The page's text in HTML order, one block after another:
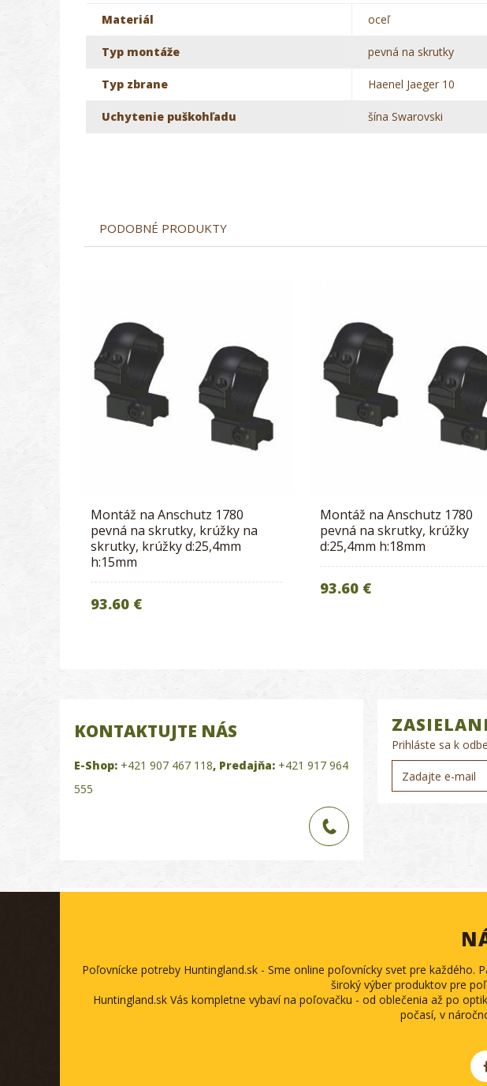
Materiál oceľ
Typ montáže pevná na skrutky
Typ zbrane Haenel Jaeger 10
Uchytenie puškohľadu šína Swarovski
PODOBNÉ PRODUKTY
Montáž na Anschutz 1780
pevná na skrutky, krúžky na
skrutky, krúžky d:25,4mm
h:15mm
93.60 €
Montáž na Anschutz 1780
pevná na skrutky, krúžky
d:25,4mm h:18mm
93.60 €
KONTAKTUJTE NÁS
E-Shop: +421 907 467 118, Predajňa: +421 917 964
555
Prihláste sa k
Poľovnícke potreby Huntingland.sk - Sme online poľovnícky svet pre
široký výber produktov pre
Huntingland.sk Vás kompletne vybaví na poľovačku - od oblečenia až po
počasí, v